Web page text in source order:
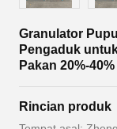
Granulator
Pengaduk
Pakan 20%-40%
Rincian produk